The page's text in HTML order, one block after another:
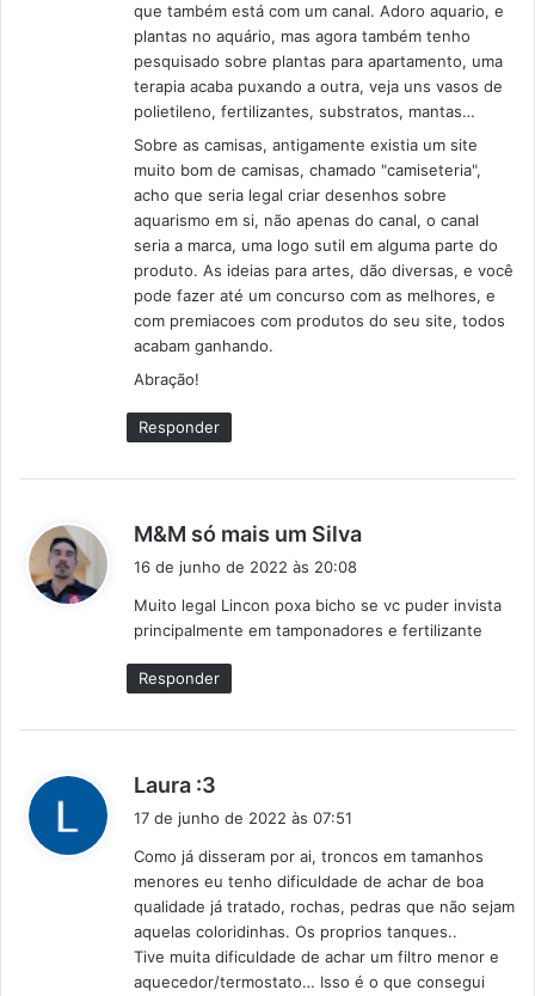
que também está com um canal. Adoro aquario, e
plantas no aquário, mas agora também tenho
pesquisado sobre plantas para apartamento, uma
terapia acaba puxando a outra, veja uns vasos de
polietileno, fertilizantes, substratos, mantas…
Sobre as camisas, antigamente existia um site
muito bom de camisas, chamado "camiseteria",
acho que seria legal criar desenhos sobre
aquarismo em si, não apenas do canal, o canal
seria a marca, uma logo sutil em alguma parte do
produto. As ideias para artes, dão diversas, e você
pode fazer até um concurso com as melhores, e
com premiacoes com produtos do seu site, todos
acabam ganhando.
Abração!
Responder
M&M só mais um Silva
s
e
16 de junho de 2022 às 20:08
Muito legal Lincon poxa bicho se vc puder invista
principalmente em tamponadores e fertilizante
Responder
Laura :3
s
e
:
17 de junho de 2022 às 07:51
Como já disseram por ai, troncos em tamanhos
menores eu tenho dificuldade de achar de boa
qualidade já tratado, rochas, pedras que não sejam
aquelas coloridinhas. Os proprios tanques..
Tive muita dificuldade de achar um filtro menor e
aquecedor/termostato… Isso é o que consegui